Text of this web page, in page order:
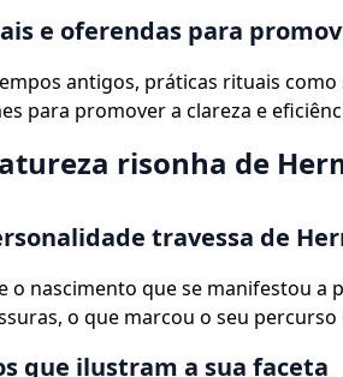
e oferendas para
antigos, práticas rituais
para promover a clareza e
risonha de
travessa de
o nascimento que se manifestou a
o que marcou o seu
que ilustram a sua faceta